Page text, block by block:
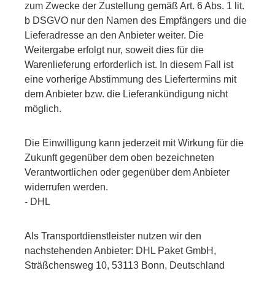
zum Zwecke der Zustellung gemäß Art. 6 Abs. 1 lit.
b DSGVO nur den Namen des Empfängers und die
Lieferadresse an den Anbieter weiter. Die
Weitergabe erfolgt nur, soweit dies für die
Warenlieferung erforderlich ist. In diesem Fall ist
eine vorherige Abstimmung des Liefertermins mit
dem Anbieter bzw. die Lieferankündigung nicht
möglich.
Die Einwilligung kann jederzeit mit Wirkung für die
Zukunft gegenüber dem oben bezeichneten
Verantwortlichen oder gegenüber dem Anbieter
widerrufen werden.
- DHL
Als Transportdienstleister nutzen wir den
nachstehenden Anbieter: DHL Paket GmbH,
Sträßchensweg 10, 53113 Bonn, Deutschland